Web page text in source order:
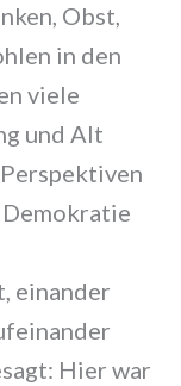
Obst,
in den
viele
und Alt
einander
Hier war